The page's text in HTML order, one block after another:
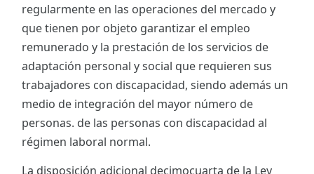
regularmente en las operaciones del mercado y
que tienen por objeto garantizar el empleo
remunerado y la prestación de los servicios de
adaptación personal y social que requieren sus
trabajadores con discapacidad, siendo además un
medio de integración del mayor número de
personas. de las personas con discapacidad al
régimen laboral normal.
La disposición adicional decimocuarta de la Ley